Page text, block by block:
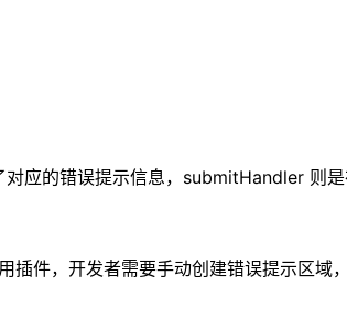
应的错误提示信息，submitHandler 则是
件，开发者需要手动创建错误提示区域